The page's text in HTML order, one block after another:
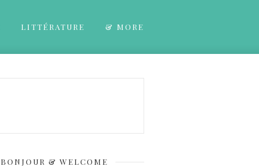
LITTÉRATURE & MORE
BONJOUR & WELCOME